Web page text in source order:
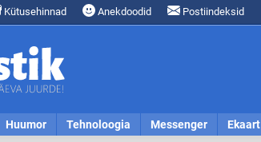
Kütusehinnad Anekdoodid Postiindeksid
Huumor Tehnoloogia Messenger Ekaart